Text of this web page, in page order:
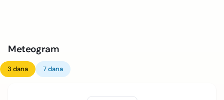
Meteogram
3 dana 7 dana